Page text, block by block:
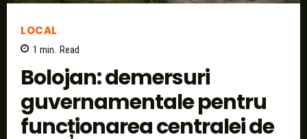
LOCAL
1 min. Read
Bolojan: demersuri
guvernamentale pentru
funcționarea centralei de